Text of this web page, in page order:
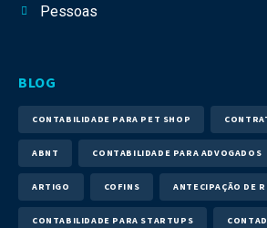
Pessoas
BLOG
CONTABILIDADE PARA PET SHOP
ABNT CONTABILIDADE PARA ADVOGADOS
ARTIGO COFINS ANTECIPAÇÃO DE
CONTABILIDADE PARA STARTUPS